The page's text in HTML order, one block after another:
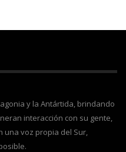
y la Antártida, brindando
interacción con su gente,
voz propia del Sur,